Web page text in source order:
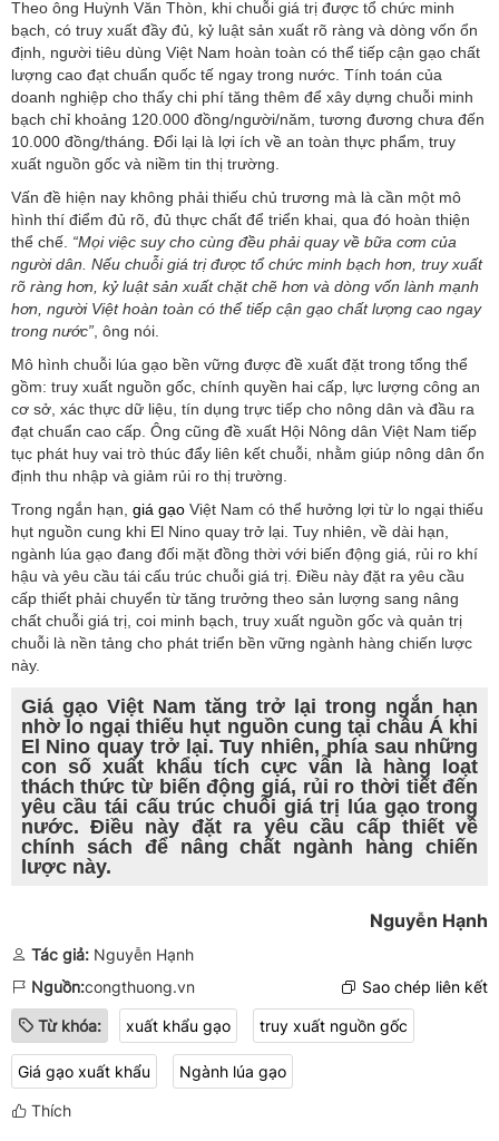
Theo ông Huỳnh Văn Thòn, khi chuỗi giá trị được tổ chức minh
bạch, có truy xuất đầy đủ, kỷ luật sản xuất rõ ràng và dòng vốn ổn
định, người tiêu dùng Việt Nam hoàn toàn có thể tiếp cận gạo chất
lượng cao đạt chuẩn quốc tế ngay trong nước. Tính toán của
doanh nghiệp cho thấy chi phí tăng thêm để xây dựng chuỗi minh
bạch chỉ khoảng 120.000 đồng/người/năm, tương đương chưa đến
10.000 đồng/tháng. Đổi lại là lợi ích về an toàn thực phẩm, truy
xuất nguồn gốc và niềm tin thị trường.
Vấn đề hiện nay không phải thiếu chủ trương mà là cần một mô
hình thí điểm đủ rõ, đủ thực chất để triển khai, qua đó hoàn thiện
thể chế. “Mọi việc suy cho cùng đều phải quay về bữa cơm của
người dân. Nếu chuỗi giá trị được tổ chức minh bạch hơn, truy xuất
rõ ràng hơn, kỷ luật sản xuất chặt chẽ hơn và dòng vốn lành mạnh
hơn, người Việt hoàn toàn có thể tiếp cận gạo chất lượng cao ngay
trong nước” , ông nói.
Mô hình chuỗi lúa gạo bền vững được đề xuất đặt trong tổng thể
gồm: truy xuất nguồn gốc, chính quyền hai cấp, lực lượng công an
cơ sở, xác thực dữ liệu, tín dụng trực tiếp cho nông dân và đầu ra
đạt chuẩn cao cấp. Ông cũng đề xuất Hội Nông dân Việt Nam tiếp
tục phát huy vai trò thúc đẩy liên kết chuỗi, nhằm giúp nông dân ổn
định thu nhập và giảm rủi ro thị trường.
Trong ngắn hạn, giá gạo Việt Nam có thể hưởng lợi từ lo ngại thiếu
hụt nguồn cung khi El Nino quay trở lại. Tuy nhiên, về dài hạn,
ngành lúa gạo đang đối mặt đồng thời với biến động giá, rủi ro khí
hậu và yêu cầu tái cấu trúc chuỗi giá trị. Điều này đặt ra yêu cầu
cấp thiết phải chuyển từ tăng trưởng theo sản lượng sang nâng
chất chuỗi giá trị, coi minh bạch, truy xuất nguồn gốc và quản trị
chuỗi là nền tảng cho phát triển bền vững ngành hàng chiến lược
này.
Giá gạo Việt Nam tăng trở lại trong ngắn hạn
nhờ lo ngại thiếu hụt nguồn cung tại châu Á khi
El Nino quay trở lại. Tuy nhiên, phía sau những
con số xuất khẩu tích cực vẫn là hàng loạt
thách thức từ biến động giá, rủi ro thời tiết đến
yêu cầu tái cấu trúc chuỗi giá trị lúa gạo trong
nước. Điều này đặt ra yêu cầu cấp thiết về
chính sách để nâng chất ngành hàng chiến
lược này.
Nguyễn Hạnh
Tác giả: Nguyễn Hạnh
Nguồn:congthuong.vn Sao chép liên kết
Từ khóa: xuất khẩu gạo truy xuất nguồn gốc
Giá gạo xuất khẩu Ngành lúa gạo
Thích